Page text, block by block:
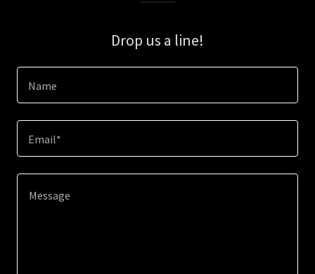
Drop us a line!
Name
Email*